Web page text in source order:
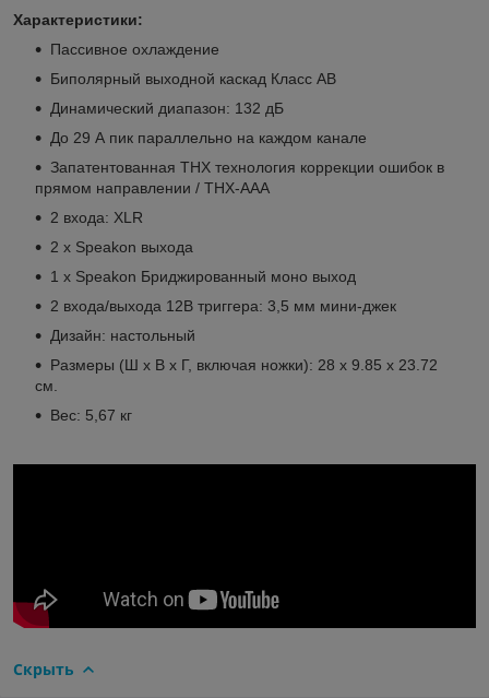
Характеристики:
Пассивное охлаждение
Биполярный выходной каскад Класс AB
Динамический диапазон: 132 дБ
До 29 А пик параллельно на каждом канале
Запатентованная THX технология коррекции ошибок в
прямом направлении / THX-AAA
2 входа: XLR
2 x Speakon выхода
1 x Speakon Бриджированный моно выход
2 входа/выхода 12В триггера: 3,5 мм мини-джек
Дизайн: настольный
Размеры (Ш х В х Г, включая ножки): 28 x 9.85 x 23.72
см.
Вес: 5,67 кг
Скрыть